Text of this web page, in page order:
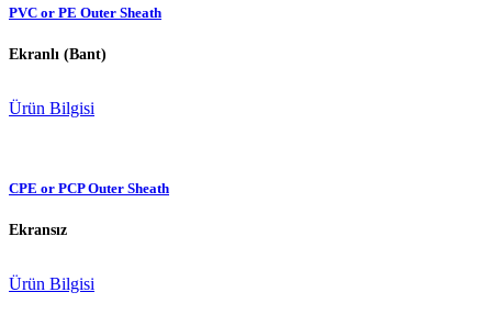
PVC or PE Outer Sheath
Ekranlı (Bant)
Ürün Bilgisi
CPE or PCP Outer Sheath
Ekransız
Ürün Bilgisi